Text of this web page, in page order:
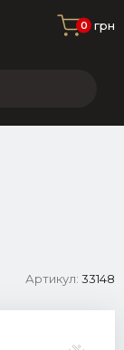
00 грн
Артикул: 33148